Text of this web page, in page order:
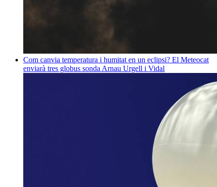
Com canvia temperatura i humitat en un eclipsi? El Meteocat
enviarà tres globus sonda Arnau Urgell i Vidal